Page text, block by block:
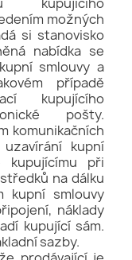
možných
si stanovisko
nabídka se
smlouvy a
případě
kupujícího
pošty.
komunikačních
kupní
kupujícímu při
na dálku
kupní smlouvy
náklady
kupující sám.
sazby.